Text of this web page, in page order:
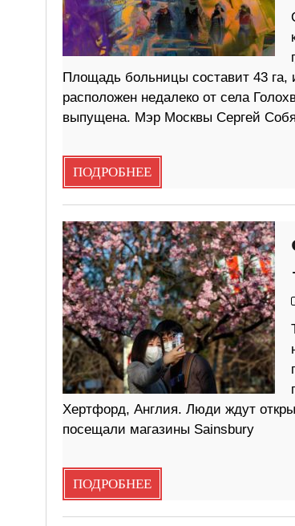
Площадь больницы составит 43 га,
расположен недалеко от села
выпущена. Мэр Москвы Сергей
ПОДРОБНЕЕ
Хертфорд, Англия. Люди ждут
посещали магазины Sainsbury
ПОДРОБНЕЕ